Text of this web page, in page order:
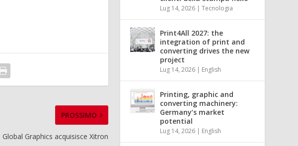
PROSSIMO
Global Graphics acquisisce Xitron
Lug 14, 2026 |Tecnologia
Print4All 2027: the
integration of print and
converting drives the new
project
Lug 14, 2026 | English
Printing, graphic and
converting machinery:
Germany’s market
potential
Lug 14, 2026 | English